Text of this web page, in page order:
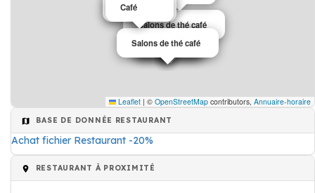
Restaurant
Salons de thé café
Restaurant
Restaurant
Café
Salons de thé café
Café
Leaflet | © OpenStreetMap contributors, Annuaire-horaire
BASE DE DONNÉE RESTAURANT
Achat fichier Restaurant -20%
RESTAURANT À PROXIMITÉ